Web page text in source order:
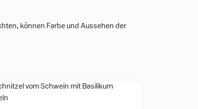
können Farbe und Aussehen der